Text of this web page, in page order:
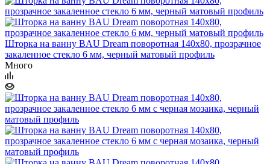
Шторка на ванну BAU Dream поворотная 140x80, прозрачное
закаленное стекло 6 мм, черный матовый профиль
Много